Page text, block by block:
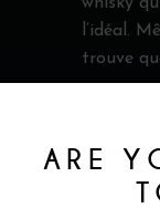
ARE
l’idéal.
trouve
une
Vincent